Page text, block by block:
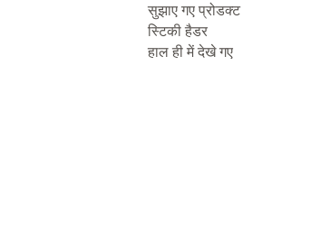
सुझाए गए प्रोडक्ट
स्टिकी हैडर
हाल ही में देखे गए